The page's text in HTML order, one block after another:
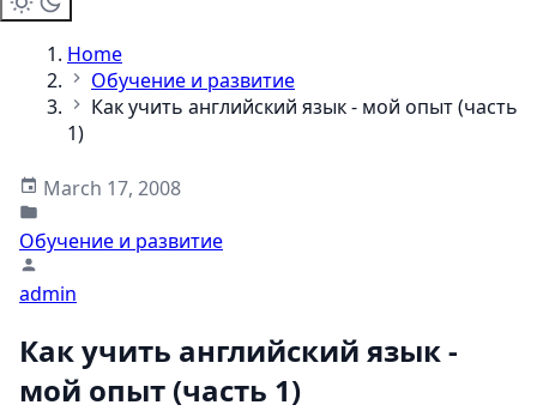
Home
Обучение и развитие
Как учить английский язык - мой опыт (часть
1)
March 17, 2008
Обучение и развитие
admin
Как учить английский язык -
мой опыт (часть 1)